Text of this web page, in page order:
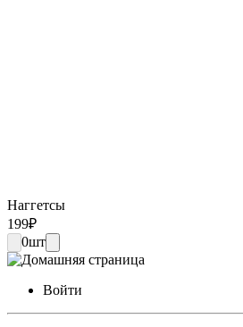
Наггетсы
199₽
0шт
Войти